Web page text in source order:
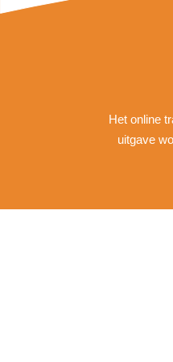
Het online
uitgave